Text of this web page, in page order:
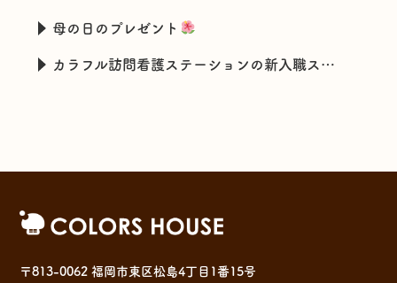
母の日のプレゼント
カラフル訪問看護ステーションの新入職スタッフの特技とは・・・
〒813-0062 福岡市東区松島4丁目1番15号